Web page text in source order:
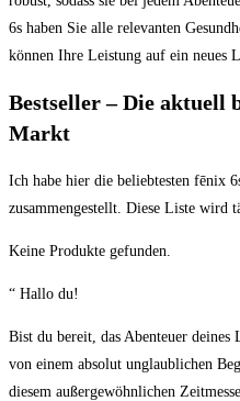
6s haben Sie alle relevanten
können Ihre Leistung auf ein neues
Bestseller – Die⁣ aktuell
Markt
Ich habe hier⁢ die‍ beliebtesten fēnix
zusammengestellt. Diese Liste wird
Keine Produkte gefunden.
“ ⁢Hallo du!
Bist du bereit,​ das Abenteuer deines
von einem absolut unglaublichen
diesem außergewöhnlichen